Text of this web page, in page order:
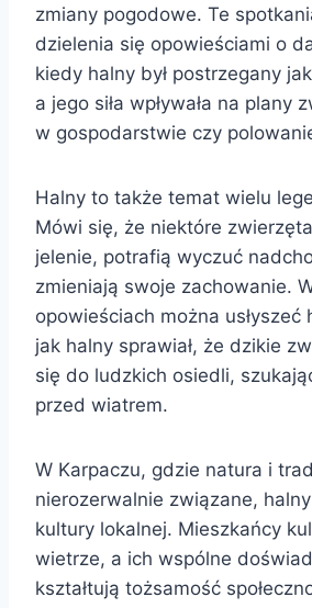
zmiany pogodowe. Te
dzielenia się opowieściami o
kiedy halny był postrzegany
a jego siła wpływała na plany
w gospodarstwie czy
Halny to także temat wielu
Mówi się, że niektóre
jelenie, potrafią wyczuć
zmieniają swoje zachowanie.
opowieściach można usłyszeć
jak halny sprawiał, że dzikie
się do ludzkich osiedli,
przed wiatrem.
W Karpaczu, gdzie natura i
nierozerwalnie związane,
kultury lokalnej. Mieszkańcy
wietrze, a ich wspólne
kształtują tożsamość